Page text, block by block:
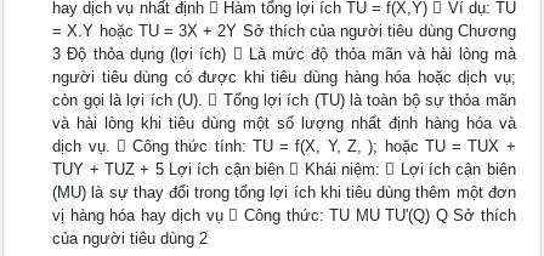
hay dịch vụ nhất định  Hàm tổng lợi ích TU = f(X,Y)  Ví dụ: TU
= X.Y hoặc TU = 3X + 2Y Sở thích của người tiêu dùng Chương
3 Độ thỏa dụng (lợi ích)  Là mức độ thỏa mãn và hài lòng mà
người tiêu dùng có được khi tiêu dùng hàng hóa hoặc dịch vụ;
còn gọi là lợi ích (U).  Tổng lợi ích (TU) là toàn bộ sự thỏa mãn
và hài lòng khi tiêu dùng một số lượng nhất định hàng hóa và
dịch vụ.  Công thức tính: TU = f(X, Y, Z, ); hoặc TU = TUX +
TUY + TUZ + 5 Lợi ích cận biên  Khái niệm:  Lợi ích cận biên
(MU) là sự thay đổi trong tổng lợi ích khi tiêu dùng thêm một đơn
vị hàng hóa hay dịch vụ  Công thức: TU MU TU'(Q) Q Sở thích
của người tiêu dùng 2